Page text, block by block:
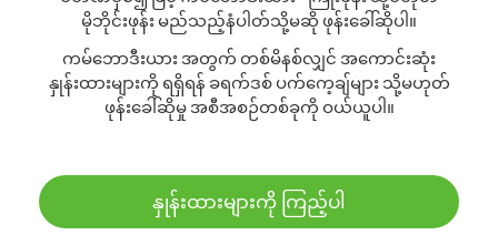
မိုဘိုင်းဖုန်း မည်သည့်နံပါတ်သို့မဆို ဖုန်းခေါ်ဆိုပါ။
ကမ်ဘောဒီးယား အတွက် တစ်မိနစ်လျှင် အကောင်းဆုံး
နှုန်းထားများကို ရရှိရန် ခရက်ဒစ် ပက်ကေ့ချ်များ သို့မဟုတ်
ဖုန်းခေါ်ဆိုမှု အစီအစဉ်တစ်ခုကို ဝယ်ယူပါ။
နှုန်းထားများကို ကြည့်ပါ